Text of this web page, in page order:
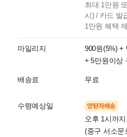
최대 1만원
시) / 카드 발
1만원 혜택
마일리지 900원(5%) +
+ 5만원이상
배송료 무료
수령예상일 양탄자배송
오후 1시까
(중구 서소문